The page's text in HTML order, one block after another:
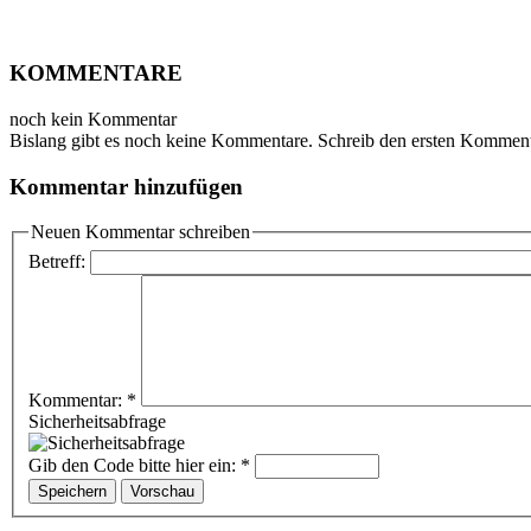
KOMMENTARE
noch kein Kommentar
Bislang gibt es noch keine Kommentare. Schreib den ersten
Kommentar hinzufügen
Neuen Kommentar schreiben
Betreff:
Kommentar: *
Sicherheitsabfrage
Gib den Code bitte hier ein: *